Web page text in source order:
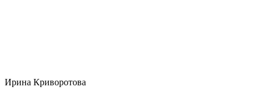
Ирина Криворотова